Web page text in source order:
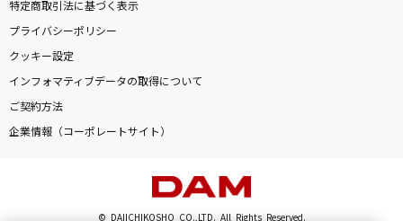
特定商取引法に基づく表示
プライバシーポリシー
クッキー設定
インフォマティブデータの取得について
ご契約方法
企業情報（コーポレートサイト）
© DAIICHIKOSHO CO.,LTD. All Rights Reserved.